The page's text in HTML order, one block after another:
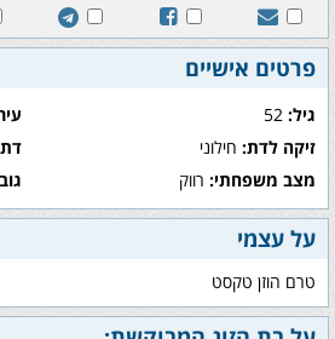
פרטים אישיים
גיל:
זיקה לדת: חילוני
מצב משפחתי: רווק
על עצמי
טרם הוזן טקסט